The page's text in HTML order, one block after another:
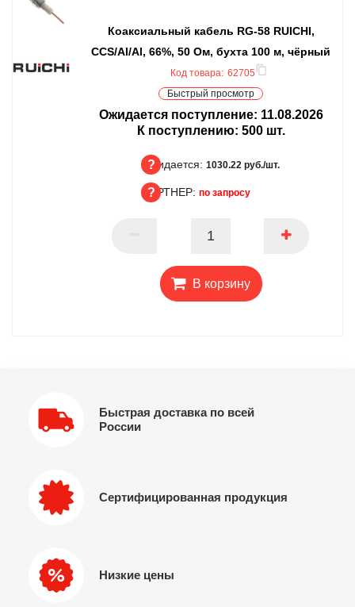
Коаксиальный кабель RG-58 RUICHI,
CCS/Al/Al, 66%, 50 Ом, бухта 100 м, чёрный
Код товара: 62705
Быстрый просмотр
Ожидается поступление: 11.08.2026
К поступлению: 500шт.
Ожидается
Ожидается: 1030.22 руб./шт.
ПАРТНЕР: по запросу
В корзину
Быстрая доставка по всей
России
Сертифицированная продукция
Низкие цены